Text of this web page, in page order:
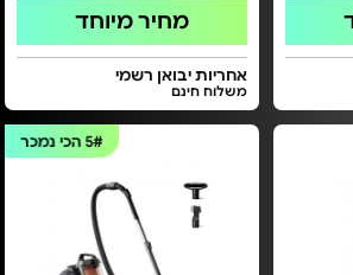
מחיר מיוחד
אחריות יבואן רשמי
משלוח חינם
5#הכי נמכר